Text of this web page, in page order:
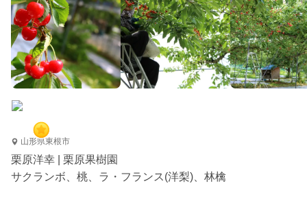
山形県東根市
栗原洋幸 | 栗原果樹園
サクランボ、桃、ラ・フランス(洋梨)、林檎